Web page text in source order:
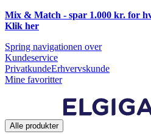
Mix & Match - spar 1.000 kr. for
Klik her
Spring navigationen over
Kundeservice
PrivatkundeErhvervskunde
Mine favoritter
Alle produkter